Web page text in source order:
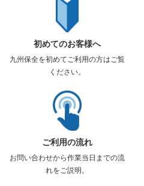
初めてのお客様へ
九州保全を初めてご利用の方はご覧
ください。
ご利用の流れ
お問い合わせから作業当日までの流
れをご説明。